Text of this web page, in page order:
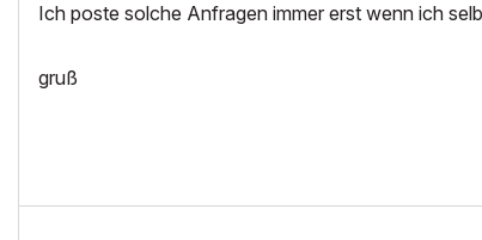
Ich poste solche Anfragen immer erst wenn ich
gruß